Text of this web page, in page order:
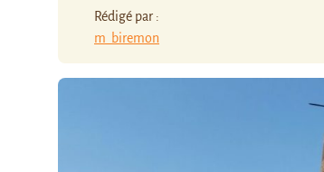
Rédigé par :
m_biremon